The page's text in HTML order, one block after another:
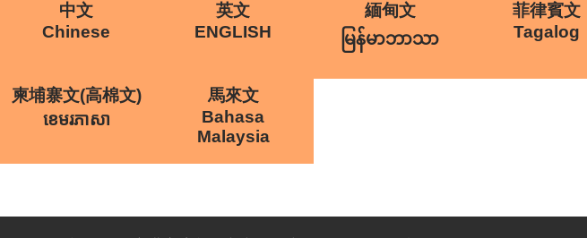
中文
Chinese
英文
ENGLISH
緬甸文
မြန်မာဘာသာ
菲律賓文
Tagalog
柬埔寨文(高棉文)
ខេមរភាសា
馬來文
Bahasa
Malaysia